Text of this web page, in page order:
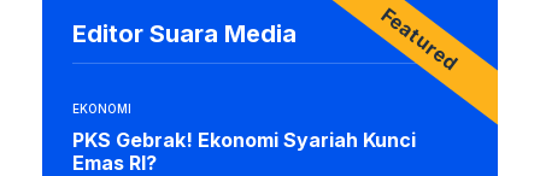
Editor Suara Media
EKONOMI
PKS Gebrak! Ekonomi Syariah Kunci
Emas RI?
Featured